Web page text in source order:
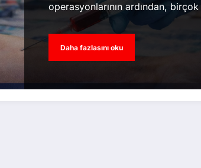
operasyonlarının ardından,
Daha fazlasını oku